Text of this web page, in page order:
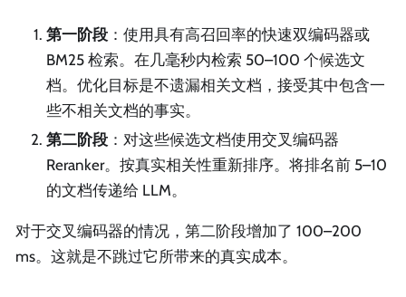
第一阶段 ：使用具有高召回率的快速双编码器或
BM25 检索。在几毫秒内检索 50–100 个候选文
档。优化目标是不遗漏相关文档，接受其中包含一
些不相关文档的事实。
第二阶段 ：对这些候选文档使用交叉编码器
Reranker。按真实相关性重新排序。将排名前 5–10
的文档传递给 LLM。
对于交叉编码器的情况，第二阶段增加了 100–200
ms。这就是不跳过它所带来的真实成本。